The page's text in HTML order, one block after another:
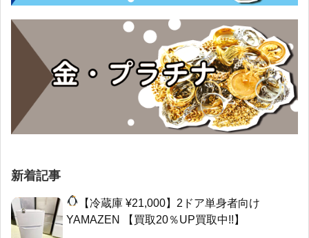
新着記事
【冷蔵庫 ¥21,000】2ドア単身者向け
YAMAZEN 【買取20％UP買取中!!】